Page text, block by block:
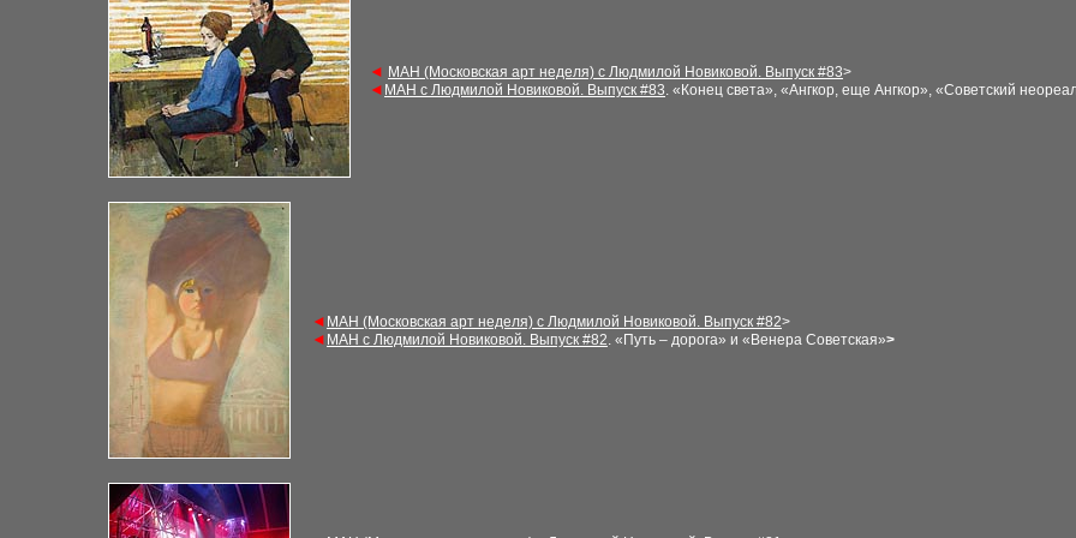
◄ МАН (Московская арт неделя) с Людмилой Новиковой. Выпуск #83>
◄ МАН с Людмилой Новиковой. Выпуск #83. «Конец света», «Ангкор, еще Ангкор», «Советский
◄ МАН (Московская арт неделя) с Людмилой Новиковой. Выпуск #82>
◄ МАН с Людмилой Новиковой. Выпуск #82. «Путь – дорога» и «Венера Советская»>